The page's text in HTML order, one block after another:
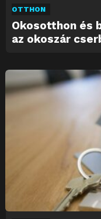
OTTHON
Okosotthon és
az okoszár